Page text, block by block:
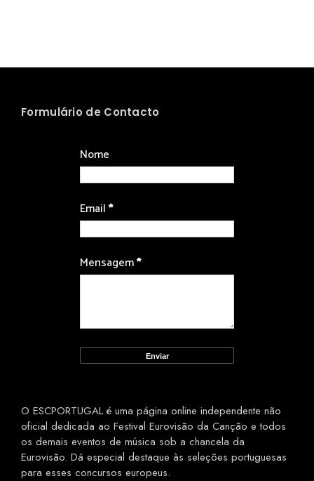
Formulário de Contacto
Nome
Email*
Mensagem*
O ESCPORTUGAL é uma página online independente não
oficial dedicada ao Festival Eurovisão da Canção e todos
os demais eventos de música sob a chancela da
Eurovisão. Dá especial destaque às seleções portuguesas
para esses concursos europeus.